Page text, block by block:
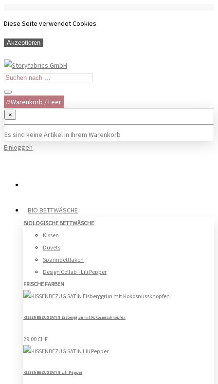
Diese Seite verwendet Cookies.
Akzeptieren
0Warenkorb /Leer
×
Es sind keine Artikel in Ihrem Warenkorb
Einloggen
BIO BETTWÄSCHE
BIOLOGISCHE BETTWÄSCHE
Kissen
Duvets
Spannbettlaken
Design Collab - Lili Pepper
FRISCHE FARBEN
KISSENBEZUG SATIN Eisberggrün mit Kokosnussknöpfen
29,00 CHF
KISSENBEZUG SATIN Lili Pepper